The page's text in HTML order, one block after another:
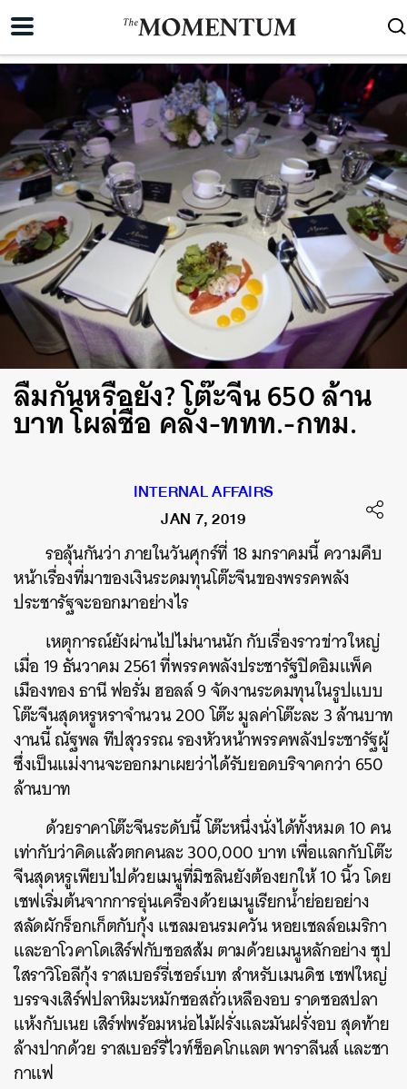
ลืมกันหรือยัง? โต๊ะจีน 650 ล้าน
บาท โผล่ชื่อ คลัง-ททท.-กทม.
INTERNAL AFFAIRS
JAN 7, 2019
รอลุ้นกันว่า ภายในวันศุกร์ที่ 18 มกราคมนี้ ความคืบ
หน้าเรื่องที่มาของเงินระดมทุนโต๊ะจีนของพรรคพลัง
ประชารัฐจะออกมาอย่างไร
เหตุการณ์ยังผ่านไปไม่นานนัก กับเรื่องราวข่าวใหญ่
เมื่อ 19 ธันวาคม 2561 ที่พรรคพลังประชารัฐปิดอิมแพ็ค
เมืองทอง ธานี ฟอรั่ม ฮอลล์ 9 จัดงานระดมทุนในรูปแบบ
โต๊ะจีนสุดหรูหราจำนวน 200 โต๊ะ มูลค่าโต๊ะละ 3 ล้านบาท
งานนี้ ณัฐพล ทีปสุวรรณ รองหัวหน้าพรรคพลังประชารัฐผู้
ซึ่งเป็นแม่งานจะออกมาเผยว่าได้รับยอดบริจาคกว่า 650
ล้านบาท
ด้วยราคาโต๊ะจีนระดับนี้ โต๊ะหนึ่งนั่งได้ทั้งหมด 10 คน
เท่ากับว่าคิดแล้วตกคนละ 300,000 บาท เพื่อแลกกับโต๊ะ
จีนสุดหรูเพียบไปด้วยเมนูที่มิชลินยังต้องยกให้ 10 นิ้ว โดย
เชฟเริ่มต้นจากการอุ่นเครื่องด้วยเมนูเรียกน้ำย่อยอย่าง
สลัดผักร็อกเก็ตกับกุ้ง แซลมอนรมควัน หอยเชลล์อเมริกา
และอาโวคาโดเสิร์ฟกับซอสส้มตามด้วยเมนูหลักอย่าง ซุป
ใสราวิโอลีกุ้ง ราสเบอร์รี่เชอร์เบท สำหรับเมนดิช เชฟใหญ่
บรรจงเสิร์ฟปลาหิมะหมักซอสถั่วเหลืองอบ ราดซอสปลา
แห้งกับเนย เสิร์ฟพร้อมหน่อไม้ฝรั่งและมันฝรั่งอบ สุดท้าย
ล้างปากด้วย ราสเบอร์รี่ไวท์ช็อคโกแลต พาราลีนส์ และชา
กาแฟ